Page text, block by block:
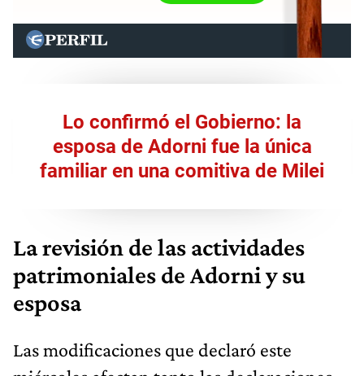
Lo confirmó el Gobierno: la
esposa de Adorni fue la única
familiar en una comitiva de Milei
La revisión de las actividades
patrimoniales de Adorni y su
esposa
Las modificaciones que declaró este